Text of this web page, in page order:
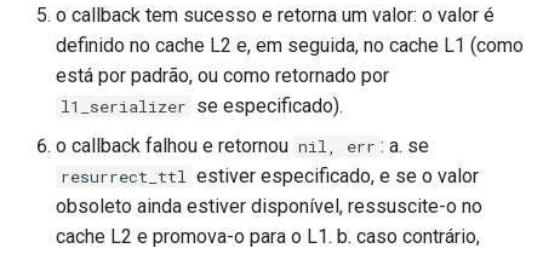
o callback tem sucesso e retorna um valor: o valor é
definido no cache L2 e, em seguida, no cache L1 (como
está por padrão, ou como retornado por
l1_serializer se especificado).
o callback falhou e retornou nil, err : a. se
resurrect_ttl estiver especificado, e se o valor
obsoleto ainda estiver disponível, ressuscite-o no
cache L2 e promova-o para o L1. b. caso contrário,